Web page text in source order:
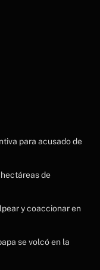
para acusado de
de
y coaccionar en
se volcó en la